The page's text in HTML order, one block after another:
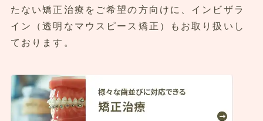
たない矯正治療をご希望の方向けに、インビザラ
イン（透明なマウスピース矯正）もお取り扱いし
ております。